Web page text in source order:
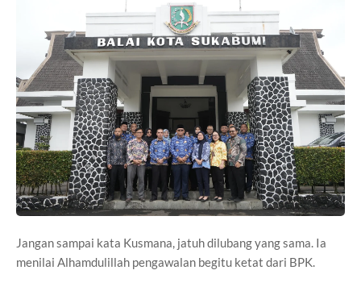
Jangan sampai kata Kusmana, jatuh dilubang yang sama. Ia
menilai Alhamdulillah pengawalan begitu ketat dari BPK.